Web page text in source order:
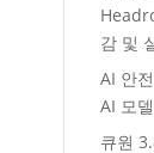
감 및
AI 안
AI 모
큐원